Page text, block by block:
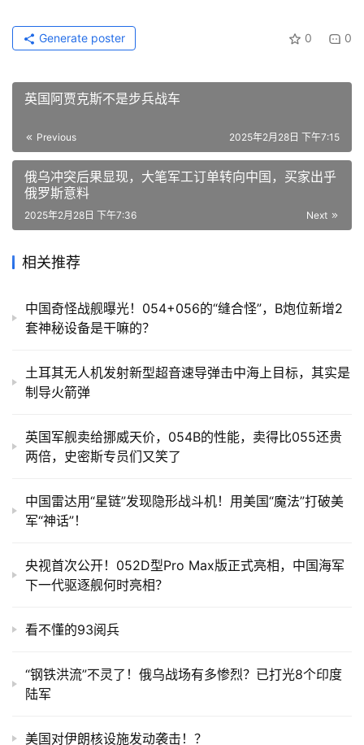
0 0
Generate poster
英国阿贾克斯不是步兵战车
Previous 2025年2月28日 下午7:15
俄乌冲突后果显现，大笔军工订单转向中国，买家出乎
俄罗斯意料
Next
2025年2月28日 下午7:36
相关推荐
中国奇怪战舰曝光！054+056的“缝合怪”，B炮位新增2
套神秘设备是干嘛的？
土耳其无人机发射新型超音速导弹击中海上目标，其实是
制导火箭弹
英国军舰卖给挪威天价，054B的性能，卖得比055还贵
两倍，史密斯专员们又笑了
中国雷达用“星链”发现隐形战斗机！用美国“魔法”打破美
军“神话”！
央视首次公开！052D型Pro Max版正式亮相，中国海军
下一代驱逐舰何时亮相？
看不懂的93阅兵
“钢铁洪流”不灵了！俄乌战场有多惨烈？已打光8个印度
陆军
美国对伊朗核设施发动袭击！？